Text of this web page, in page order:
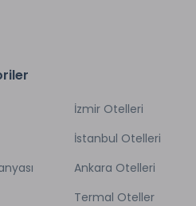
İzmir Otelleri
İstanbul Otelleri
Ankara Otelleri
Termal Oteller